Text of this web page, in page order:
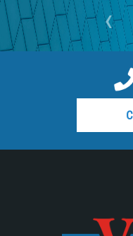
White Collar
‹